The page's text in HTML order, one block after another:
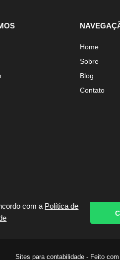
Home
Sobre
Blog
Contato
com a Política de
Sites para contabilidade - Feito